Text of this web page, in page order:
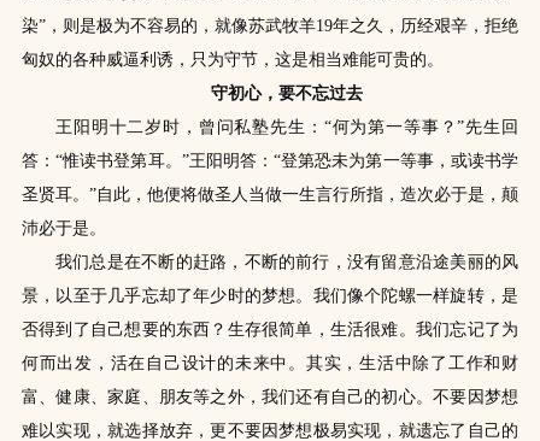
染”，则是极为不容易的，就像苏武牧羊19年之久，历经艰辛，拒绝
匈奴的各种威逼利诱，只为守节，这是相当难能可贵的。
守初心，要不忘过去
王阳明十二岁时，曾问私塾先生：“何为第一等事？”先生回
答：“惟读书登第耳。”王阳明答：“登第恐未为第一等事，或读书学
圣贤耳。”自此，他便将做圣人当做一生言行所指，造次必于是，颠
沛必于是。
我们总是在不断的赶路，不断的前行，没有留意沿途美丽的风
景，以至于几乎忘却了年少时的梦想。我们像个陀螺一样旋转，是
否得到了自己想要的东西？生存很简单，生活很难。我们忘记了为
何而出发，活在自己设计的未来中。其实，生活中除了工作和财
富、健康、家庭、朋友等之外，我们还有自己的初心。不要因梦想
难以实现，就选择放弃，更不要因梦想极易实现，就遗忘了自己的